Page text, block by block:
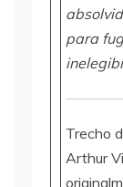
para
Trecho
Arthur